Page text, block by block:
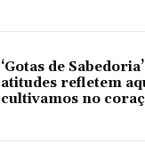
‘Gotas de
atitudes refletem
cultivamos no